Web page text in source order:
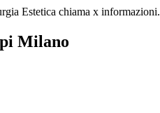
Estetica chiama x informazioni.
Milano